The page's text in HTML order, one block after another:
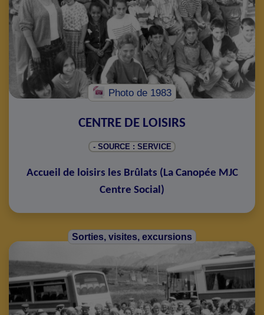
Photo de 1983
CENTRE DE LOISIRS
- SOURCE : SERVICE
Accueil de loisirs les Brûlats (La Canopée MJC
Centre Social)
Sorties, visites, excursions